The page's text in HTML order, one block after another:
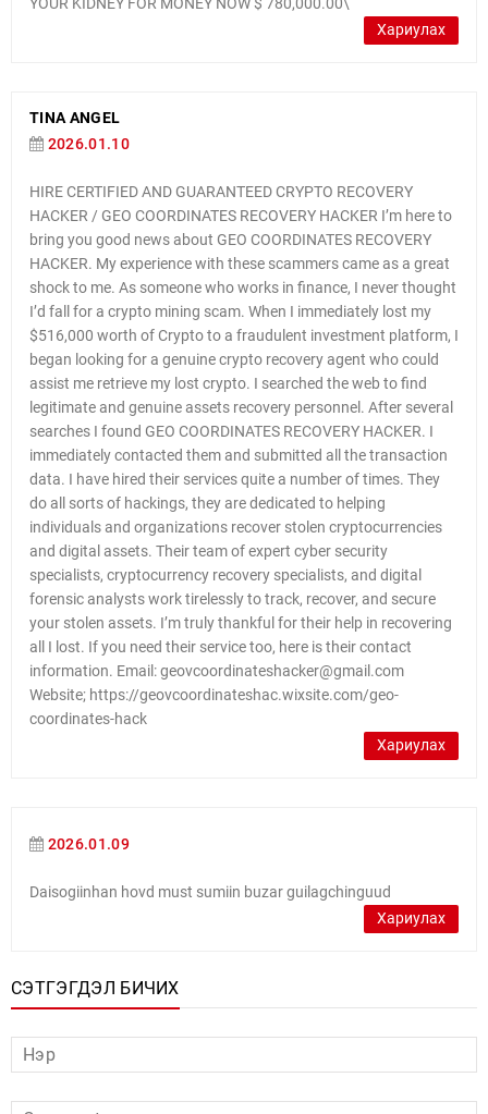
YOUR KIDNEY FOR MONEY NOW $ 780,000.00\
Хариулах
TINA ANGEL
2026.01.10
HIRE CERTIFIED AND GUARANTEED CRYPTO RECOVERY
HACKER / GEO COORDINATES RECOVERY HACKER I’m here to
bring you good news about GEO COORDINATES RECOVERY
HACKER. My experience with these scammers came as a great
shock to me. As someone who works in finance, I never thought
I’d fall for a crypto mining scam. When I immediately lost my
$516,000 worth of Crypto to a fraudulent investment platform, I
began looking for a genuine crypto recovery agent who could
assist me retrieve my lost crypto. I searched the web to find
legitimate and genuine assets recovery personnel. After several
searches I found GEO COORDINATES RECOVERY HACKER. I
immediately contacted them and submitted all the transaction
data. I have hired their services quite a number of times. They
do all sorts of hackings, they are dedicated to helping
individuals and organizations recover stolen cryptocurrencies
and digital assets. Their team of expert cyber security
specialists, cryptocurrency recovery specialists, and digital
forensic analysts work tirelessly to track, recover, and secure
your stolen assets. I’m truly thankful for their help in recovering
all I lost. If you need their service too, here is their contact
information. Email: geovcoordinateshacker@gmail.com
Website; https://geovcoordinateshac.wixsite.com/geo-
coordinates-hack
Хариулах
2026.01.09
Daisogiinhan hovd must sumiin buzar guilagchinguud
Хариулах
СЭТГЭГДЭЛ БИЧИХ